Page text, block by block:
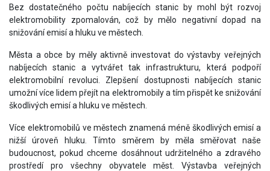
Bez dostatečného počtu nabíjecích stanic by mohl být rozvoj
elektromobility zpomalován, což by mělo negativní dopad na
snižování emisí a hluku ve městech.
Města a obce by měly aktivně investovat do výstavby veřejných
nabíjecích stanic a vytvářet tak infrastrukturu, která podpoří
elektromobilní revoluci. Zlepšení dostupnosti nabíjecích stanic
umožní více lidem přejít na elektromobily a tím přispět ke snižování
škodlivých emisí a hluku ve městech.
Více elektromobilů ve městech znamená méně škodlivých emisí a
nižší úroveň hluku. Tímto směrem by měla směřovat naše
budoucnost, pokud chceme dosáhnout udržitelného a zdravého
prostředí pro všechny obyvatele měst. Výstavba veřejných